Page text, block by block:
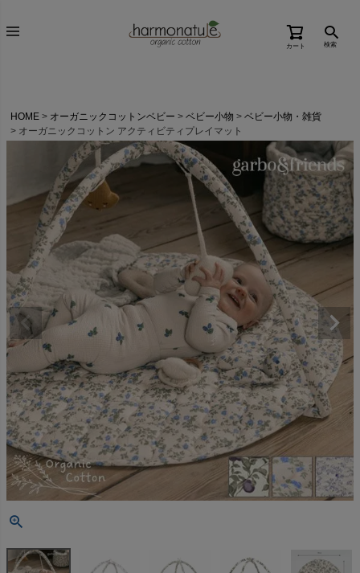
カート 検索
HOME オーガニックコットンベビー ベビー小物
ベビー小物・雑貨
オーガニックコットン アクティビティプレイマット